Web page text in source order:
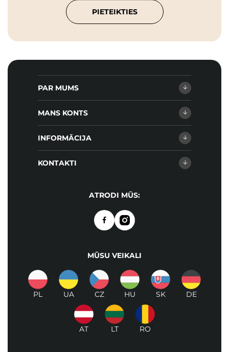
PIETEIKTIES
PAR MUMS
MANS KONTS
INFORMĀCIJA
KONTAKTI
ATRODI MŪS:
MŪSU VEIKALI
PL UA CZ HU SK DE
AT LT RO